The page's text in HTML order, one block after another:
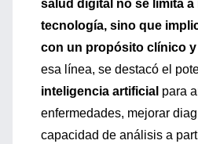
salud digital no se limita
tecnología, sino que
con un propósito clínico
esa línea, se destacó el
inteligencia artificial para
enfermedades, mejorar
capacidad de análisis a